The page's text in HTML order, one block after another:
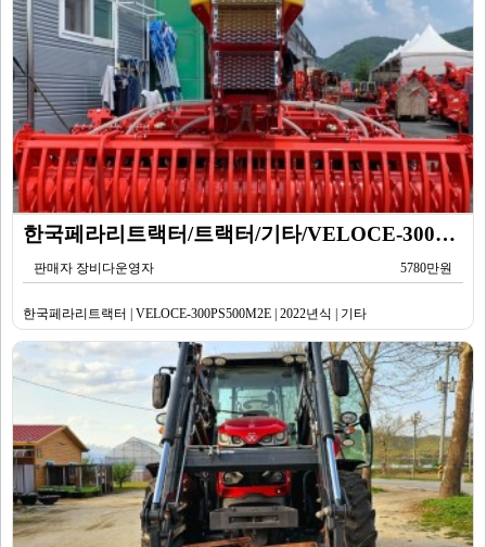
한국페라리트랙터/트랙터/기타/VELOCE-300PS500M2E/2022년식
판매자 장비다운영자 5780만원
한국페라리트랙터 | VELOCE-300PS500M2E | 2022년식 | 기타